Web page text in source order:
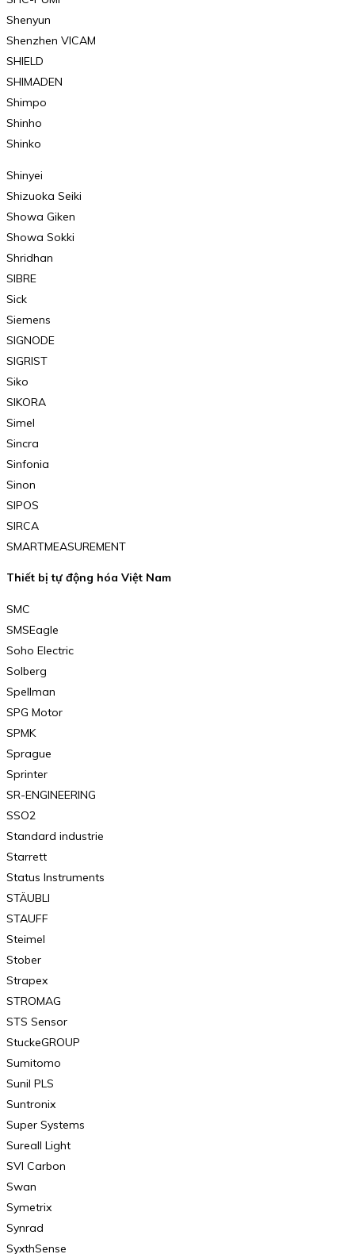
Shenyun
Shenzhen VICAM
SHIELD
SHIMADEN
Shimpo
Shinho
Shinko
Shinyei
Shizuoka Seiki
Showa Giken
Showa Sokki
Shridhan
SIBRE
Sick
Siemens
SIGNODE
SIGRIST
Siko
SIKORA
Simel
Sincra
Sinfonia
Sinon
SIPOS
SIRCA
SMARTMEASUREMENT
Thiết bị tự động hóa Việt Nam
SMC
SMSEagle
Soho Electric
Solberg
Spellman
SPG Motor
SPMK
Sprague
Sprinter
SR-ENGINEERING
SSO2
Standard industrie
Starrett
Status Instruments
STÄUBLI
STAUFF
Steimel
Stober
Strapex
STROMAG
STS Sensor
StuckeGROUP
Sumitomo
Sunil PLS
Suntronix
Super Systems
Sureall Light
SVI Carbon
Swan
Symetrix
Synrad
SyxthSense